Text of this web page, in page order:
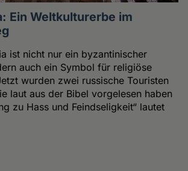
Ein Weltkulturerbe im
ist nicht nur ein byzantinischer
auch ein Symbol für religiöse
wurden zwei russische Touristen
laut aus der Bibel vorgelesen haben
zu Hass und Feindseligkeit“ lautet